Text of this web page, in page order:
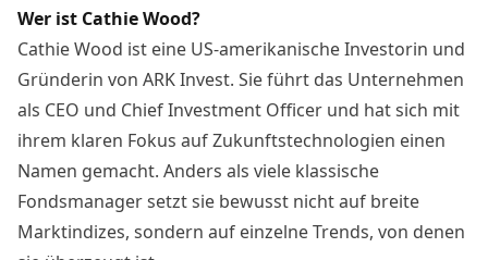
Wer ist Cathie Wood?
Cathie Wood ist eine US-amerikanische Investorin und
Gründerin von ARK Invest. Sie führt das Unternehmen
als CEO und Chief Investment Officer und hat sich mit
ihrem klaren Fokus auf Zukunftstechnologien einen
Namen gemacht. Anders als viele klassische
Fondsmanager setzt sie bewusst nicht auf breite
Marktindizes, sondern auf einzelne Trends, von denen